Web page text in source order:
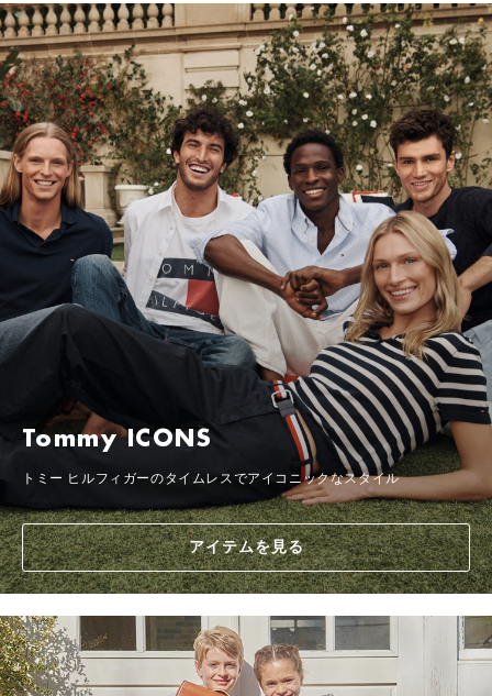
Tommy ICONS
トミー ヒルフィガーのタイムレスでアイコニックなスタイル
アイテムを見る